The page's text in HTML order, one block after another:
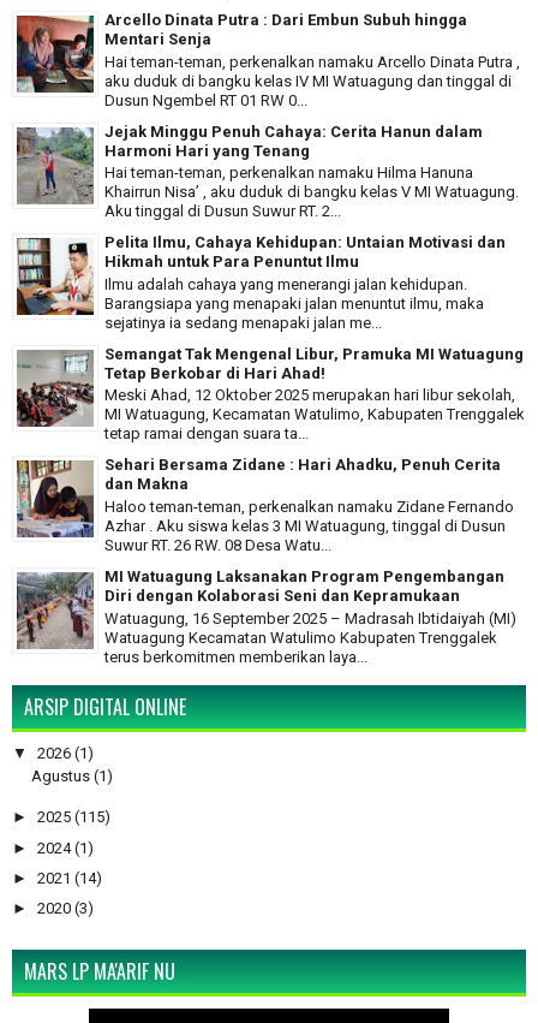
Arcello Dinata Putra : Dari Embun Subuh hingga
Mentari Senja
Hai teman-teman, perkenalkan namaku Arcello Dinata Putra ,
aku duduk di bangku kelas IV MI Watuagung dan tinggal di
Dusun Ngembel RT 01 RW 0...
Jejak Minggu Penuh Cahaya: Cerita Hanun dalam
Harmoni Hari yang Tenang
Hai teman-teman, perkenalkan namaku Hilma Hanuna
Khairrun Nisa’ , aku duduk di bangku kelas V MI Watuagung.
Aku tinggal di Dusun Suwur RT. 2...
Pelita Ilmu, Cahaya Kehidupan: Untaian Motivasi dan
Hikmah untuk Para Penuntut Ilmu
Ilmu adalah cahaya yang menerangi jalan kehidupan.
Barangsiapa yang menapaki jalan menuntut ilmu, maka
sejatinya ia sedang menapaki jalan me...
Semangat Tak Mengenal Libur, Pramuka MI Watuagung
Tetap Berkobar di Hari Ahad!
Meski Ahad, 12 Oktober 2025 merupakan hari libur sekolah,
MI Watuagung, Kecamatan Watulimo, Kabupaten Trenggalek
tetap ramai dengan suara ta...
Sehari Bersama Zidane : Hari Ahadku, Penuh Cerita
dan Makna
Haloo teman-teman, perkenalkan namaku Zidane Fernando
Azhar . Aku siswa kelas 3 MI Watuagung, tinggal di Dusun
Suwur RT. 26 RW. 08 Desa Watu...
MI Watuagung Laksanakan Program Pengembangan
Diri dengan Kolaborasi Seni dan Kepramukaan
Watuagung, 16 September 2025 – Madrasah Ibtidaiyah (MI)
Watuagung Kecamatan Watulimo Kabupaten Trenggalek
terus berkomitmen memberikan laya...
ARSIP DIGITAL ONLINE
▼ 2026 (1)
Agustus (1)
► 2025 (115)
► 2024 (1)
► 2021 (14)
► 2020 (3)
MARS LP MA'ARIF NU